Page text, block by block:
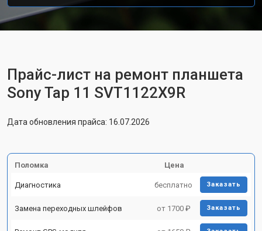
Прайс-лист на ремонт планшета
Sony Tap 11 SVT1122X9R
Дата обновления прайса: 16.07.2026
Поломка Цена
Диагностика бесплатно Заказать
Замена переходных шлейфов от 1700 ₽ Заказать